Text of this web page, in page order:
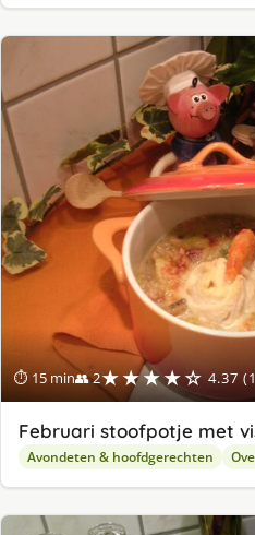
⏱ 15 min👥 2★★★★☆ 4.37
Februari stoofpotje met
Avondeten & hoofdgerechten